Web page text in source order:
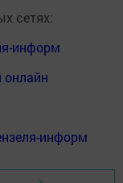
сетях:
информ
онлайн
информ